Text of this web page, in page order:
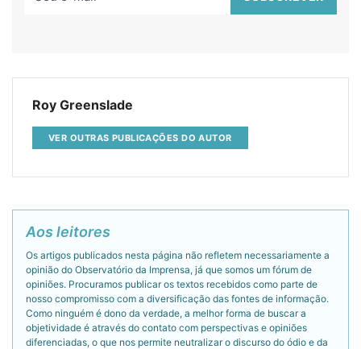
Roy Greenslade
VER OUTRAS PUBLICAÇÕES DO AUTOR
Aos leitores
Os artigos publicados nesta página não refletem necessariamente a
opinião do Observatório da Imprensa, já que somos um fórum de
opiniões. Procuramos publicar os textos recebidos como parte de
nosso compromisso com a diversificação das fontes de informação.
Como ninguém é dono da verdade, a melhor forma de buscar a
objetividade é através do contato com perspectivas e opiniões
diferenciadas, o que nos permite neutralizar o discurso do ódio e da